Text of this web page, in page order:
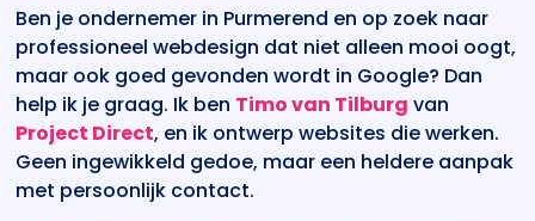
Ben je ondernemer in Purmerend en op zoek naar
professioneel webdesign dat niet alleen mooi oogt,
maar ook goed gevonden wordt in Google? Dan
help ik je graag. Ik ben Timo van Tilburg van
Project Direct, en ik ontwerp websites die werken.
Geen ingewikkeld gedoe, maar een heldere aanpak
met persoonlijk contact.